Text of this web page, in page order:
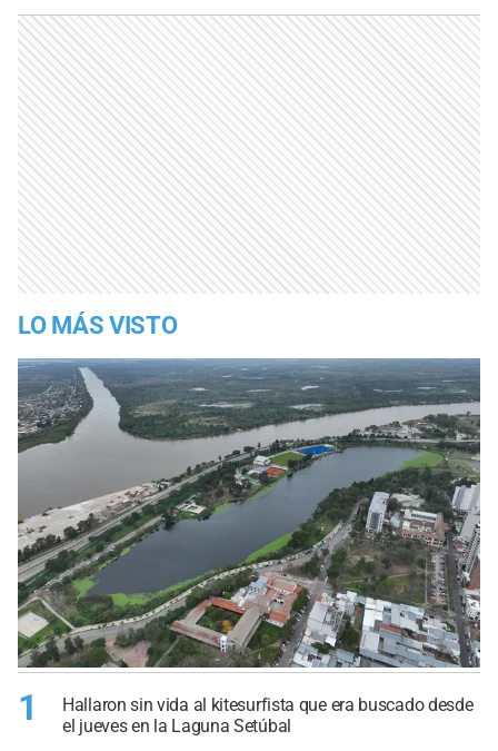
LO MÁS VISTO
1
Hallaron sin vida al kitesurfista que era buscado desde
el jueves en la Laguna Setúbal